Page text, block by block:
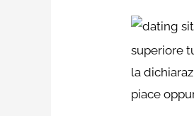
superiore
la
piace